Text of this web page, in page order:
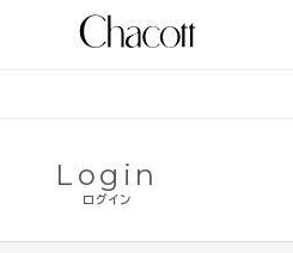
ログイン
Login